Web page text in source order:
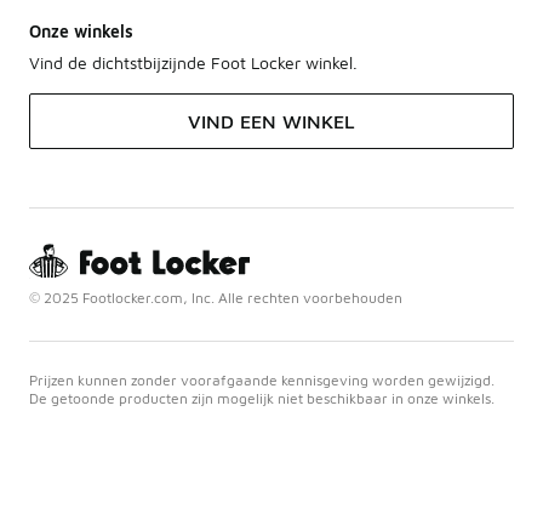
Onze winkels
Vind de dichtstbijzijnde Foot Locker winkel.
VIND EEN WINKEL
© 2025 Footlocker.com, Inc. Alle rechten voorbehouden
Prijzen kunnen zonder voorafgaande kennisgeving worden gewijzigd.
De getoonde producten zijn mogelijk niet beschikbaar in onze winkels.